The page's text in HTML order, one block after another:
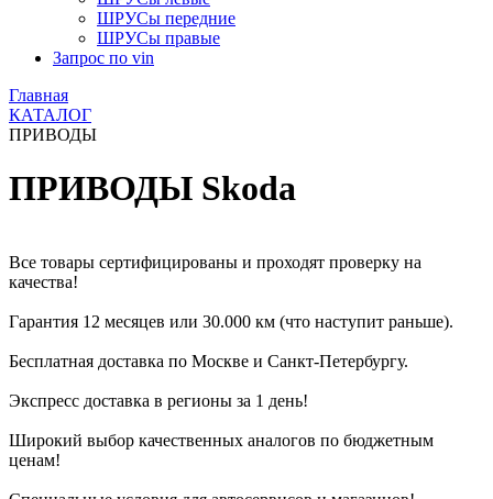
ШРУСы передние
ШРУСы правые
Запрос по vin
Главная
КАТАЛОГ
ПРИВОДЫ
ПРИВОДЫ Skoda
Все товары сертифицированы и проходят проверку на
качества!
Гарантия 12 месяцев или 30.000 км (что наступит раньше).
Бесплатная доставка по Москве и Санкт-Петербургу.
Экспресс доставка в регионы за 1 день!
Широкий выбор качественных аналогов по бюджетным
ценам!